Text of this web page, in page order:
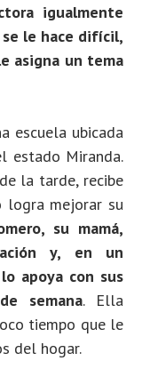
igualmente
le hace difícil,
asigna un tema
escuela ubicada
estado Miranda.
la tarde, recibe
logra mejorar su
su mamá,
y, en un
apoya con sus
semana. Ella
tiempo que le
del hogar.